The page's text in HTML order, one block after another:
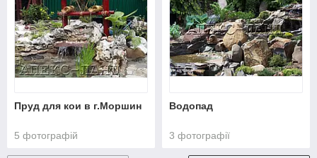
Пруд для кои в г.Моршин
5 фотографій
Водопад
3 фотографії